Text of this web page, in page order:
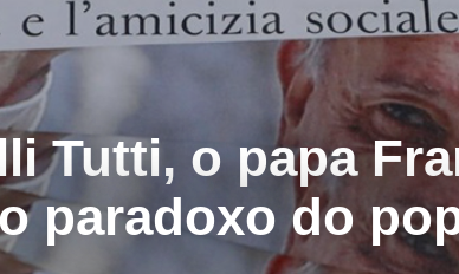
Tutti, o papa
paradoxo do